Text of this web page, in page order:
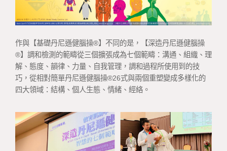
作與【基礎丹尼遜健腦操®】不同的是，【深造丹尼遜健腦操
®】調和檢測的範疇從三個擴張成為七個範疇：溝通、組織、理
解、態度、韻律、力量、自我管理，調和過程所使用到的技
巧，從相對簡單丹尼遜健腦操®26式與兩個重塑變成多樣化的
四大領域：結構、個人生態、情緒、經絡。